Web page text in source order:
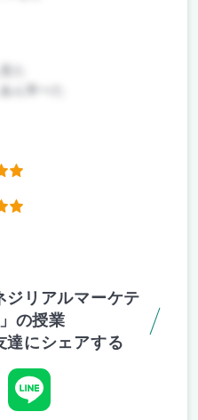
ん学べた
ジリアルマーケテ
の授業
達にシェアする